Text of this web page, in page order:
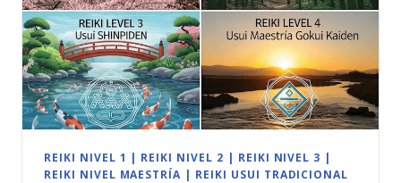
REIKI NIVEL 1 | REIKI NIVEL 2 | REIKI NIVEL 3 |
REIKI NIVEL MAESTRÍA | REIKI USUI TRADICIONAL